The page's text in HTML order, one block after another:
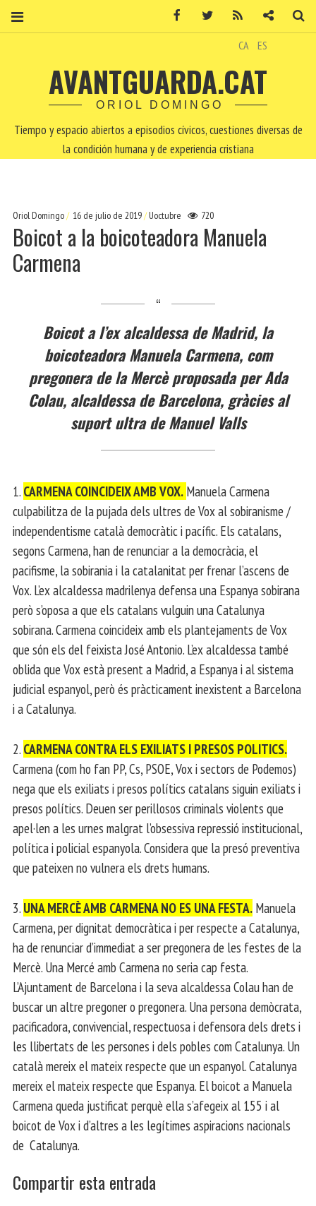
CA ES
AVANTGUARDA.CAT
ORIOL DOMINGO
Tiempo y espacio abiertos a episodios cívicos, cuestiones diversas de
la condición humana y de experiencia cristiana
Oriol Domingo 16 de julio de 2019 Uoctubre 720
Boicot a la boicoteadora Manuela
Carmena
Boicot a l’ex alcaldessa de Madrid, la
boicoteadora Manuela Carmena, com
pregonera de la Mercè proposada per Ada
Colau, alcaldessa de Barcelona, gràcies al
suport ultra de Manuel Valls
1. CARMENA COINCIDEIX AMB VOX. Manuela Carmena
culpabilitza de la pujada dels ultres de Vox al sobiranisme /
independentisme català democràtic i pacífic. Els catalans,
segons Carmena, han de renunciar a la democràcia, el
pacifisme, la sobirania i la catalanitat per frenar l’ascens de
Vox. L’ex alcaldessa madrilenya defensa una Espanya sobirana
però s’oposa a que els catalans vulguin una Catalunya
sobirana. Carmena coincideix amb els plantejaments de Vox
que són els del feixista José Antonio. L’ex alcaldessa també
oblida que Vox està present a Madrid, a Espanya i al sistema
judicial espanyol, però és pràcticament inexistent a Barcelona
i a Catalunya.
2. CARMENA CONTRA ELS EXILIATS I PRESOS POLITICS.
Carmena (com ho fan PP, Cs, PSOE, Vox i sectors de Podemos)
nega que els exiliats i presos polítics catalans siguin exiliats i
presos polítics. Deuen ser perillosos criminals violents que
apel·len a les urnes malgrat l’obsessiva repressió institucional,
política i policial espanyola. Considera que la presó preventiva
que pateixen no vulnera els drets humans.
3. UNA MERCÈ AMB CARMENA NO ES UNA FESTA. Manuela
Carmena, per dignitat democràtica i per respecte a Catalunya,
ha de renunciar d’immediat a ser pregonera de les festes de la
Mercè. Una Mercé amb Carmena no seria cap festa.
L’Ajuntament de Barcelona i la seva alcaldessa Colau han de
buscar un altre pregoner o pregonera. Una persona demòcrata,
pacificadora, convivencial, respectuosa i defensora dels drets i
les llibertats de les persones i dels pobles com Catalunya. Un
català mereix el mateix respecte que un espanyol. Catalunya
mereix el mateix respecte que Espanya. El boicot a Manuela
Carmena queda justificat perquè ella s’afegeix al 155 i al
boicot de Vox i d’altres a les legítimes aspiracions nacionals
de Catalunya.
Compartir esta entrada
Facebook Twitter Contacto